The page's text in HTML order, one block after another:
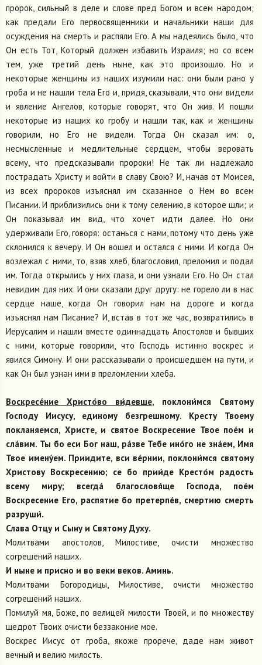
пророк, сильный в деле и слове пред Богом и всем народом;
как предали Его первосвященники и начальники наши для
осуждения на смерть и распяли Его. А мы надеялись было, что
Он есть Тот, Который должен избавить Израиля; но со всем
тем, уже третий день ныне, как это произошло. Но и
некоторые женщины из наших изумили нас: они были рано у
гроба и не нашли тела Его и, придя, сказывали, что они видели
и явление Ангелов, которые говорят, что Он жив. И пошли
некоторые из наших ко гробу и нашли так, как и женщины
говорили, но Его не видели. Тогда Он сказал им: о,
несмысленные и медлительные сердцем, чтобы веровать
всему, что предсказывали пророки! Не так ли надлежало
пострадать Христу и войти в славу Свою? И, начав от Моисея,
из всех пророков изъяснял им сказанное о Нем во всем
Писании. И приблизились они к тому селению, в которое шли; и
Он показывал им вид, что хочет идти далее. Но они
удерживали Его, говоря: останься с нами, потому что день уже
склонился к вечеру. И Он вошел и остался с ними. И когда Он
возлежал с ними, то, взяв хлеб, благословил, преломил и подал
им. Тогда открылись у них глаза, и они узнали Его. Но Он стал
невидим для них. И они сказали друг другу: не горело ли в нас
сердце наше, когда Он говорил нам на дороге и когда
изъяснял нам Писание? И, встав в тот же час, возвратились в
Иерусалим и нашли вместе одиннадцать Апостолов и бывших
с ними, которые говорили, что Господь истинно воскрес и
явился Симону. И они рассказывали о происшедшем на пути, и
как Он был узнан ими в преломлении хлеба.
Воскресе́ние Христо́во ви́девше, поклони́мся Святому
Господу Иисусу, единому безгрешному. Кресту Твоему
покланяемся, Христе, и святое Воскресение Твое пое́м и
сла́вим. Ты бо еси Бог наш, ра́зве Тебе ино́го не зна́ем, Имя
Твое имену́ем. Приидите, вси ве́рнии, поклони́мся святому
Христову Воскресению; се бо прии́де Кресто́м радость
всему миру; всегда́ благословя́ще Господа, пое́м
Воскресение Его, распятие бо претерпе́в, смертию смерть
разруши́.
Слава Отцу и Сыну и Святому Духу.
Молитвами апостолов, Милостиве, очисти множество
согрешений наших.
И ныне и присно и во веки веков. Аминь.
Молитвами Богородицы, Милостиве, очисти множество
согрешений наших.
Помилуй мя, Боже, по велицей милости Твоей, и по множеству
щедрот Твоих очисти беззаконие мое.
Воскрес Иисус от гроба, якоже прорече, даде нам живот
вечный и велию милость.